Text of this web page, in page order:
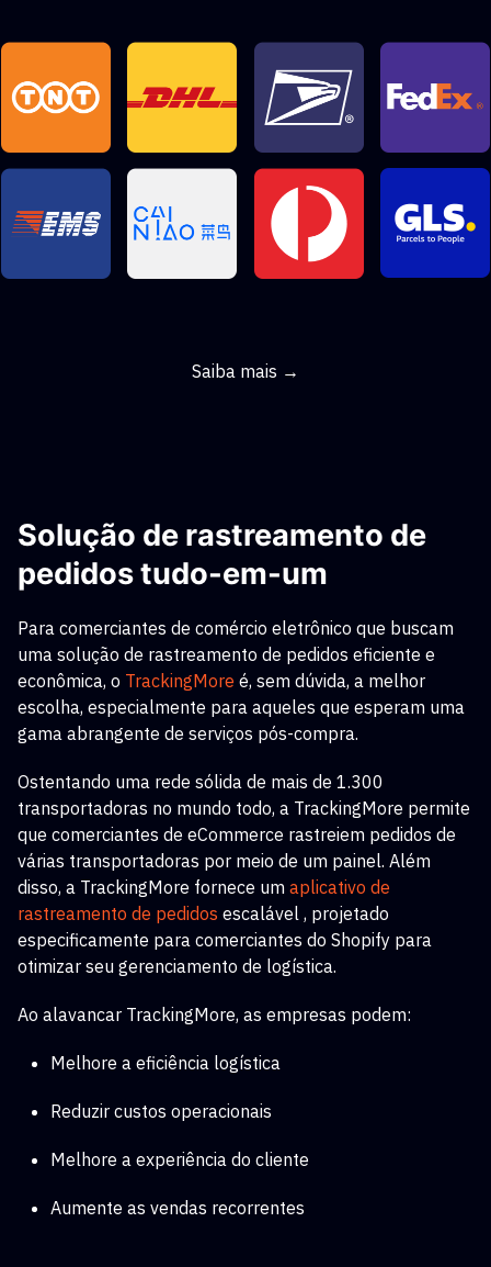
Saiba mais →
Solução de rastreamento de
pedidos tudo-em-um
Para comerciantes de comércio eletrônico que buscam
uma solução de rastreamento de pedidos eficiente e
econômica, o TrackingMore é, sem dúvida, a melhor
escolha, especialmente para aqueles que esperam uma
gama abrangente de serviços pós-compra.
Ostentando uma rede sólida de mais de 1.300
transportadoras no mundo todo, a TrackingMore permite
que comerciantes de eCommerce rastreiem pedidos de
várias transportadoras por meio de um painel. Além
disso, a TrackingMore fornece um aplicativo de
rastreamento de pedidos escalável , projetado
especificamente para comerciantes do Shopify para
otimizar seu gerenciamento de logística.
Ao alavancar TrackingMore, as empresas podem:
Melhore a eficiência logística
Reduzir custos operacionais
Melhore a experiência do cliente
Aumente as vendas recorrentes